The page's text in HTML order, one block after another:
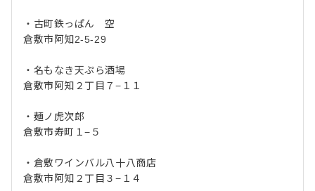
・古町鉄っぱん 空
倉敷市阿知2-5-29
・名もなき天ぷら酒場
倉敷市阿知２丁目７−１１
・麺ノ虎次郎
倉敷市寿町１−５
・倉敷ワインバル八十八商店
倉敷市阿知２丁目３−１４